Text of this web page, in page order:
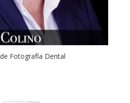
Fotografía Dental